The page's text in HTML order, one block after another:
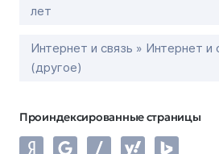
лет
Интернет и связь » Интернет и
(другое)
Проиндексированные страницы